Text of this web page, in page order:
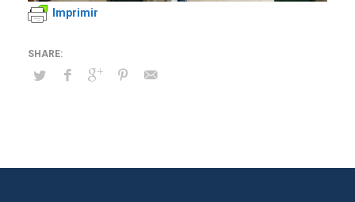
Imprimir